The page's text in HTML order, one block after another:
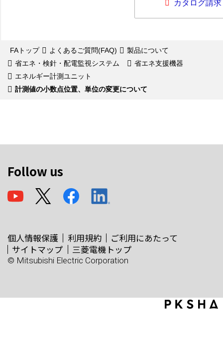
カタログ請求
FAトップ よくあるご質問(FAQ)
製品について
省エネ・検針・配電監視システム
省エネ支援機器
エネルギー計測ユニット
計測値の小数点位置、単位の変更について
Follow us
個人情報保護 利用規約
ご利用にあたって
サイトマップ
三菱電機トップ
© Mitsubishi Electric Corporation